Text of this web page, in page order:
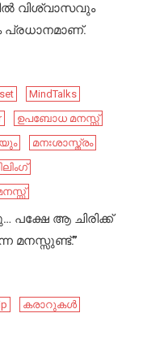
വിശ്വാസവും
പ്രധാനമാണ്.
MindTalks
ഉപബോധ മനസ്സ്
മനഃശാസ്ത്രം
പക്ഷേ ആ ചിരിക്ക്
മനസ്സുണ്ട്.”
കരാറുകൾ